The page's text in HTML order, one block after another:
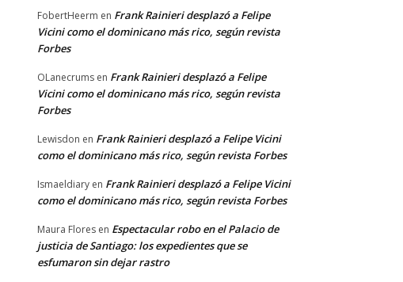
FobertHeerm en Frank Rainieri desplazó a Felipe
Vicini como el dominicano más rico, según revista
Forbes
OLanecrums en Frank Rainieri desplazó a Felipe
Vicini como el dominicano más rico, según revista
Forbes
Lewisdon en Frank Rainieri desplazó a Felipe Vicini
como el dominicano más rico, según revista Forbes
Ismaeldiary en Frank Rainieri desplazó a Felipe Vicini
como el dominicano más rico, según revista Forbes
Maura Flores en Espectacular robo en el Palacio de
justicia de Santiago: los expedientes que se
esfumaron sin dejar rastro